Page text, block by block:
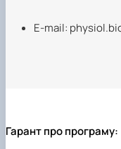
Е-mail:
Гарант про програму: